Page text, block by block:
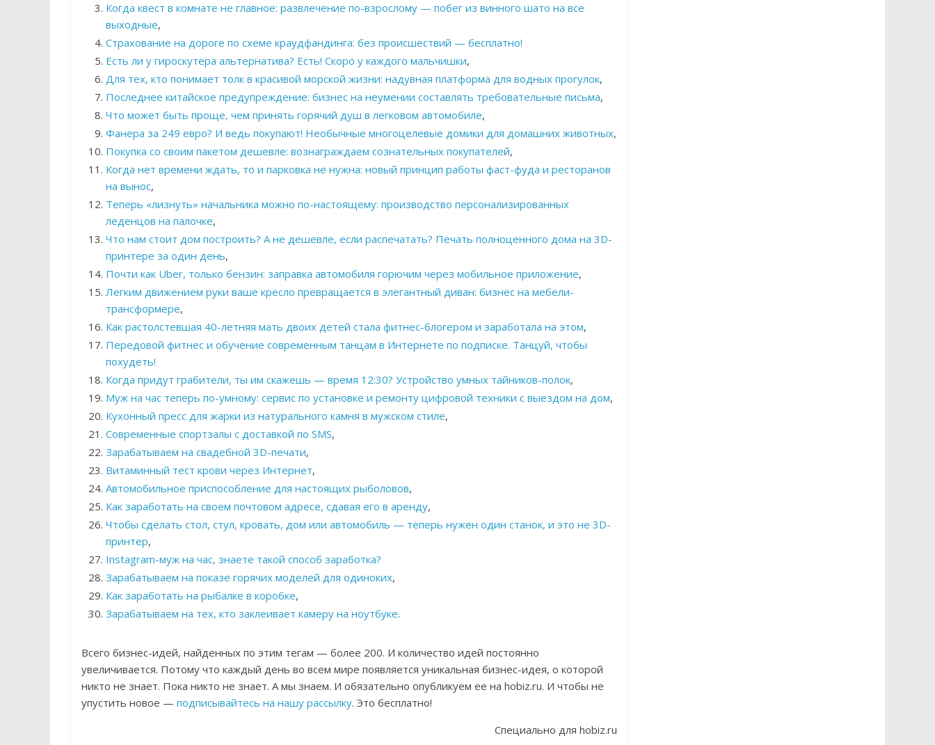
Когда квест в комнате не главное: развлечение по-взрослому — побег из винного шато на все
выходные,
Страхование на дороге по схеме краудфандинга: без происшествий — бесплатно!
Есть ли у гироскутера альтернатива? Есть! Скоро у каждого мальчишки,
Для тех, кто понимает толк в красивой морской жизни: надувная платформа для водных прогулок,
Последнее китайское предупреждение: бизнес на неумении составлять требовательные письма,
Что может быть проще, чем принять горячий душ в легковом автомобиле,
Фанера за 249 евро? И ведь покупают! Необычные многоцелевые домики для домашних животных,
Покупка со своим пакетом дешевле: вознаграждаем сознательных покупателей,
Когда нет времени ждать, то и парковка не нужна: новый принцип работы фаст-фуда и ресторанов
на вынос,
Теперь «лизнуть» начальника можно по-настоящему: производство персонализированных
леденцов на палочке,
Что нам стоит дом построить? А не дешевле, если распечатать? Печать полноценного дома на 3D-
принтере за один день,
Почти как Uber, только бензин: заправка автомобиля горючим через мобильное приложение,
Легким движением руки ваше кресло превращается в элегантный диван: бизнес на мебели-
трансформере,
Как растолстевшая 40-летняя мать двоих детей стала фитнес-блогером и заработала на этом,
Передовой фитнес и обучение современным танцам в Интернете по подписке. Танцуй, чтобы
похудеть!
Когда придут грабители, ты им скажешь — время 12:30? Устройство умных тайников-полок,
Муж на час теперь по-умному: сервис по установке и ремонту цифровой техники с выездом на дом,
Кухонный пресс для жарки из натурального камня в мужском стиле,
Современные спортзалы с доставкой по SMS,
Зарабатываем на свадебной 3D-печати,
Витаминный тест крови через Интернет,
Автомобильное приспособление для настоящих рыболовов,
Как заработать на своем почтовом адресе, сдавая его в аренду,
Чтобы сделать стол, стул, кровать, дом или автомобиль — теперь нужен один станок, и это не 3D-
принтер,
Instagram-муж на час, знаете такой способ заработка?
Зарабатываем на показе горячих моделей для одиноких,
Как заработать на рыбалке в коробке,
Зарабатываем на тех, кто заклеивает камеру на ноутбуке.
Всего бизнес-идей, найденных по этим тегам — более 200. И количество идей постоянно
увеличивается. Потому что каждый день во всем мире появляется уникальная бизнес-идея, о которой
никто не знает. Пока никто не знает. А мы знаем. И обязательно опубликуем ее на hobiz.ru. И чтобы не
упустить новое — подписывайтесь на нашу рассылку. Это бесплатно!
Специально для hobiz.ru